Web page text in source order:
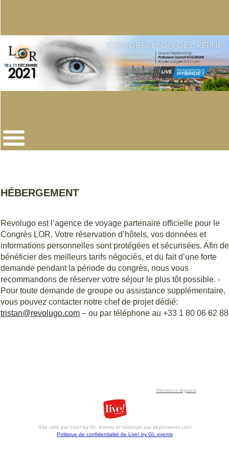
HÉBERGEMENT
Revolugo est l’agence de voyage partenaire officielle pour le
Congrès LOR. Votre réservation d’hôtels, vos données et
informations personnelles sont protégées et sécurisées. Afin de
bénéficier des meilleurs tarifs négociés, et du fait d’une forte
demande pendant la période du congrès, nous vous
recommandons de réserver votre séjour le plus tôt possible. -
Pour toute demande de groupe ou assistance supplémentaire,
vous pouvez contacter notre chef de projet dédié:
tristan@revolugo.com – ou par téléphone au +33 1 80 06 62 88
Mentions légales
Site créé par Live! by GL events et hébergé par key4events.com
Politique de confidentialité de Live! by GL events